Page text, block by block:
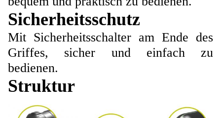
Sicherheitsschutz
Mit Sicherheitsschalter am Ende des
Griffes, sicher und einfach zu
bedienen.
Struktur